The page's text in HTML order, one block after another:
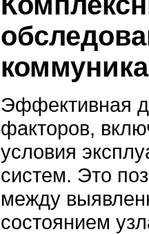
Эффективная
факторов,
условия
систем. Это
между
состоянием